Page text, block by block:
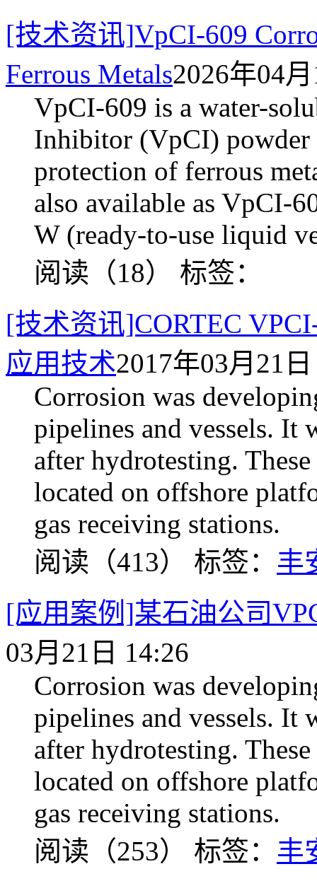
[技术资讯]VpCI-609
Ferrous Metals2026年04
VpCI-609 is a water-
Inhibitor (VpCI)
protection of ferrous
also available as VpCI-
W (ready-to-use liquid
阅读（18） 标签：
[技术资讯]CORTEC
应用技术2017年03月21
Corrosion was
pipelines and vessels. It
after hydrotesting.
located on offshore
gas receiving stations.
阅读（413） 标签： 丰
[应用案例]某石油公司
03月21日 14:26
Corrosion was
pipelines and vessels. It
after hydrotesting.
located on offshore
gas receiving stations.
阅读（253） 标签： 丰